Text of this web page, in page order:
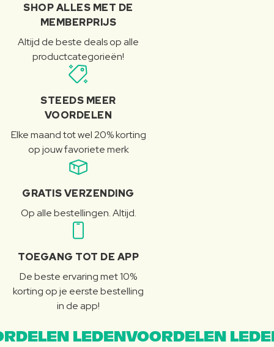
SHOP ALLES MET DE
MEMBERPRIJS
Altijd de beste deals op alle
productcategorieën!
STEEDS MEER
VOORDELEN
Elke maand tot wel 20% korting
op jouw favoriete merk
GRATIS VERZENDING
Op alle bestellingen. Altijd.
TOEGANG TOT DE APP
De beste ervaring met 10%
korting op je eerste bestelling
in de app!
LEDENVOORDELEN